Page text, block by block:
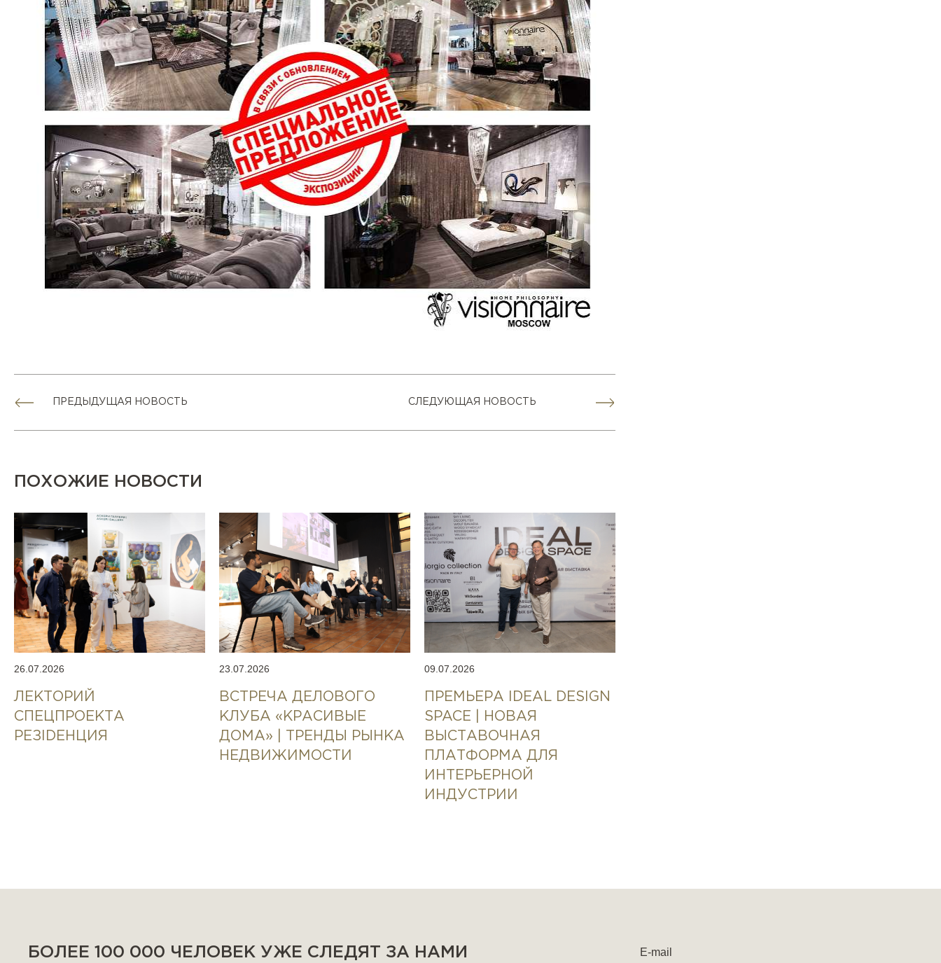
ПРЕДЫДУЩАЯ НОВОСТЬ СЛЕДУЮЩАЯ НОВОСТЬ
ПОХОЖИЕ НОВОСТИ
26.07.2026
ЛЕКТОРИЙ
СПЕЦПРОЕКТА
РЕЗIDEНЦИЯ
23.07.2026
ВСТРЕЧА ДЕЛОВОГО
КЛУБА «КРАСИВЫЕ
ДОМА» | ТРЕНДЫ РЫНКА
НЕДВИЖИМОСТИ
09.07.2026
ПРЕМЬЕРА IDEAL DESIGN
SPACE | НОВАЯ
ВЫСТАВОЧНАЯ
ПЛАТФОРМА ДЛЯ
ИНТЕРЬЕРНОЙ
ИНДУСТРИИ
БОЛЕЕ 100 000 ЧЕЛОВЕК УЖЕ СЛЕДЯТ ЗА НАМИ